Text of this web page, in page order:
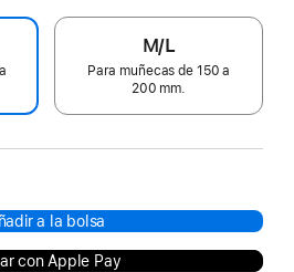
M/L
Para muñecas de 150 a
200 mm.
a la bolsa
con Apple Pay